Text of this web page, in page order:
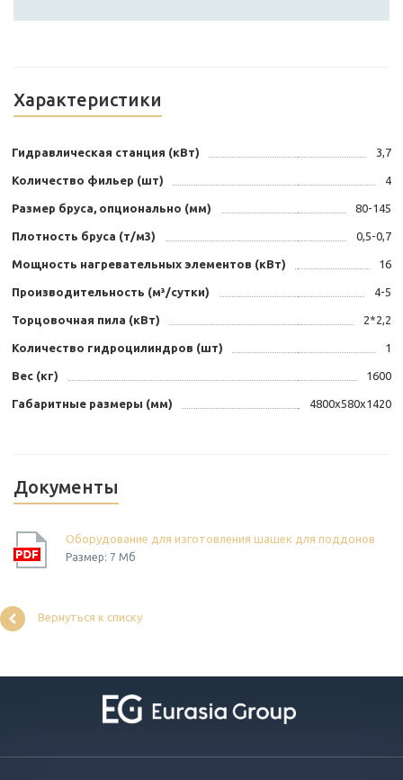
Характеристики
Гидравлическая станция (кВт) 3,7
Количество фильер (шт) 4
Размер бруса, опционально (мм) 80-145
Плотность бруса (т/м3) 0,5-0,7
Мощность нагревательных элементов (кВт) 16
Производительность (м³/сутки) 4-5
Торцовочная пила (кВт) 2*2,2
Количество гидроцилиндров (шт) 1
Вес (кг) 1600
Габаритные размеры (мм) 4800х580х1420
Документы
Оборудование для изготовления шашек для поддонов
Размер: 7 Мб
Вернуться к списку